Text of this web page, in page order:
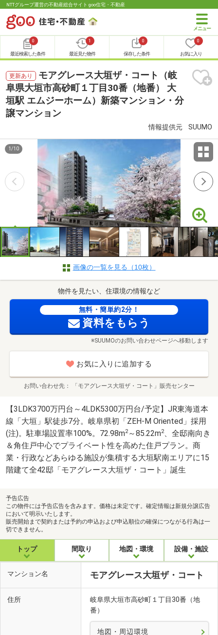
NTTグループ運営の不動産総合サイト goo住宅・不動産
0
最近検索した条件
1
最近見た物件
0
保存した条件
0
お気に入り
更新あり
モアグレース大垣ザ・コート（岐
阜県大垣市高砂町１丁目30番（地番） 大
垣駅 エムジーホーム）新築マンション・分
譲マンション
情報提供元 SUUMO
1 /10
画像の一覧を見る（10枚）
物件を見たい、住環境の情報など
無料・簡単約2分！
資料をもらう
※SUUMOのお問い合わせページへ移動します
お気に入りに追加する
お問い合わせ先 「モアグレース大垣ザ・コート」販売センター
【3LDK3700万円台～4LDK5300万円台/予定】JR東海道本
線「大垣」駅徒歩7分。岐阜県初「ZEH-M Oriented」採用
(注)。駐車場設置率100%。72.98m2～85.22m2、全邸南向き
＆角住戸中心でプライベート性を高めた住戸プラン。商
業・行政などあらゆる施設が集積する大垣駅南エリアに15
階建て全42邸「モアグレース大垣ザ・コート」誕生
予告広告
この物件には予告広告を含みます。価格は未定です。確定情報は新規分譲広告
において明示いたします。
販売開始まで契約または予約の申込および申込順位の確保につながる行為は一
切できません。
トップ 間取り 地図・環境 設備・施設
マンション名 モアグレース大垣ザ・コート
住所
岐阜県大垣市高砂町１丁目30番（地
番）
地図・周辺環境